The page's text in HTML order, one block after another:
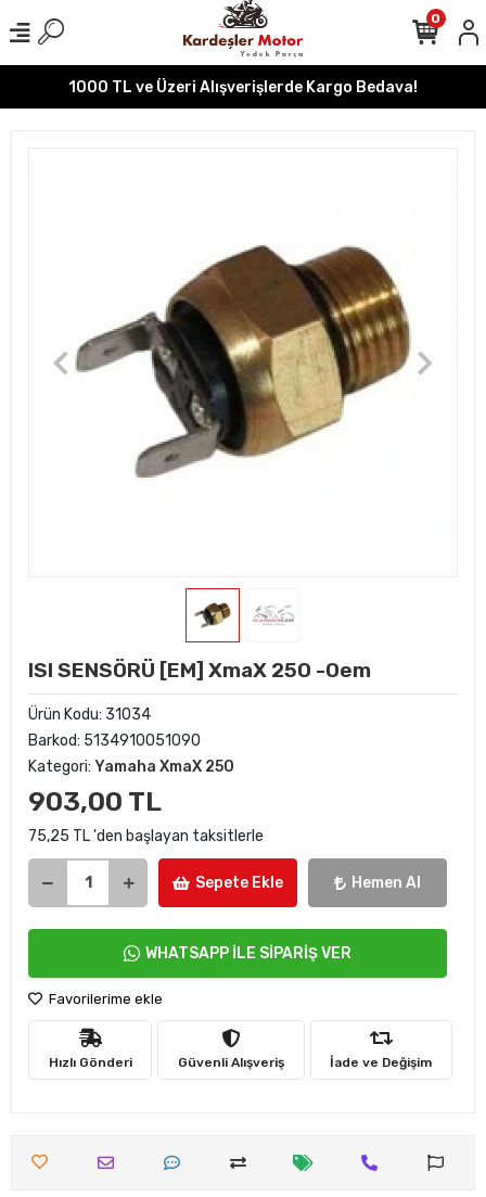
1000 TL ve Üzeri Alışverişlerde Kargo Bedava!
0
ISI SENSÖRÜ [EM] XmaX 250 -Oem
Ürün Kodu: 31034
Barkod: 5134910051090
Kategori: Yamaha XmaX 250
903,00 TL
75,25 TL 'den başlayan taksitlerle
Sepete Ekle Hemen Al
WHATSAPP İLE SİPARİŞ VER
Favorilerime ekle
Hızlı Gönderi Güvenli Alışveriş İade ve Değişim